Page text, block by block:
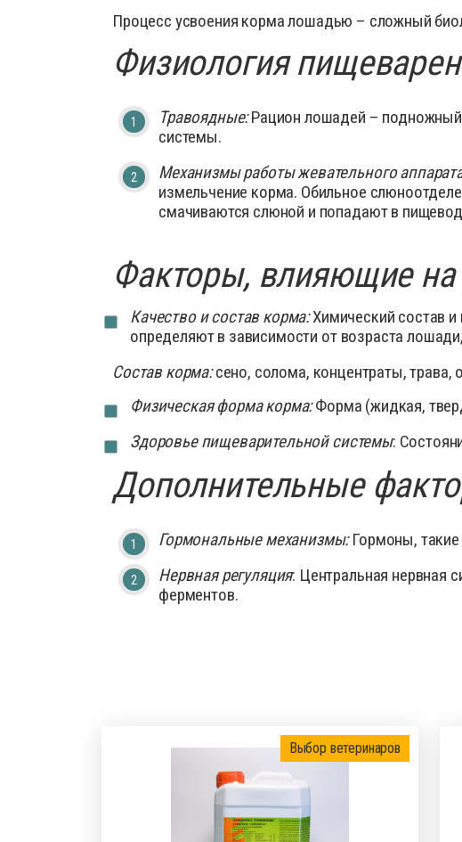
Препараты для птиц
Препараты для свиней
Детоксиканты
Инструменты
Лечебные
Препараты для
Пробирки
Средства для
Сыворотки для
Процесс усвоения корма лошадью – сложный
Физиология
Травоядные:Рацион лошадей – подножный
системы.
Механизмы работы жевательного
измельчение корма. Обильное
смачиваются слюной и попадают в пищевод
Факторы, влияющие на
Качество и состав корма:Химический состав и
определяют в зависимости от возраста
Состав корма:сено, солома, концентраты, трава,
Физическая форма корма:Форма (жидкая,
Здоровье пищеварительной системы:
Дополнительные
Гормональные механизмы:Гормоны, такие
Нервная регуляция: Центральная нервная
ферментов.
Выбор ветеринаров